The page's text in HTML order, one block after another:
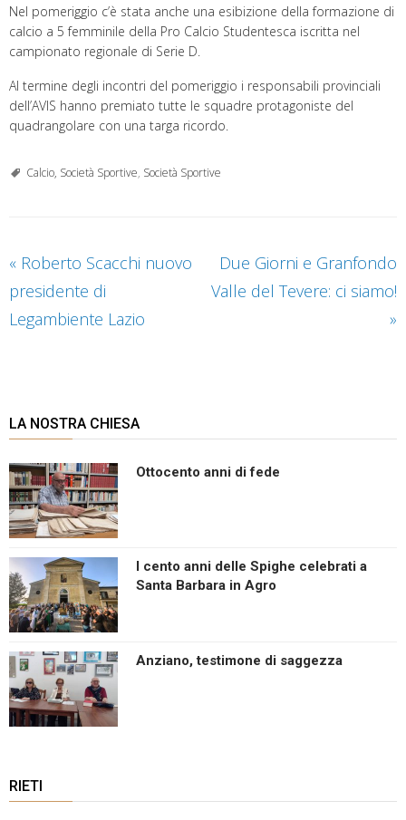
Nel pomeriggio c’è stata anche una esibizione della formazione di
calcio a 5 femminile della Pro Calcio Studentesca iscritta nel
campionato regionale di Serie D.
Al termine degli incontri del pomeriggio i responsabili provinciali
dell’AVIS hanno premiato tutte le squadre protagoniste del
quadrangolare con una targa ricordo.
Calcio, Società Sportive, Società Sportive
« Roberto Scacchi nuovo
presidente di
Legambiente Lazio
Due Giorni e Granfondo
Valle del Tevere: ci siamo!
»
LA NOSTRA CHIESA
Ottocento anni di fede
I cento anni delle Spighe celebrati a
Santa Barbara in Agro
Anziano, testimone di saggezza
RIETI